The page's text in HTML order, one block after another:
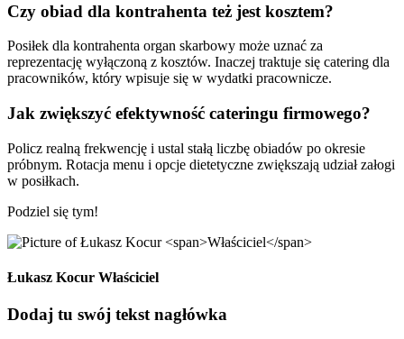
Czy obiad dla kontrahenta też jest kosztem?
Posiłek dla kontrahenta organ skarbowy może uznać za
reprezentację wyłączoną z kosztów. Inaczej traktuje się catering dla
pracowników, który wpisuje się w wydatki pracownicze.
Jak zwiększyć efektywność cateringu firmowego?
Policz realną frekwencję i ustal stałą liczbę obiadów po okresie
próbnym. Rotacja menu i opcje dietetyczne zwiększają udział załogi
w posiłkach.
Podziel się tym!
Łukasz Kocur Właściciel
Dodaj tu swój tekst nagłówka